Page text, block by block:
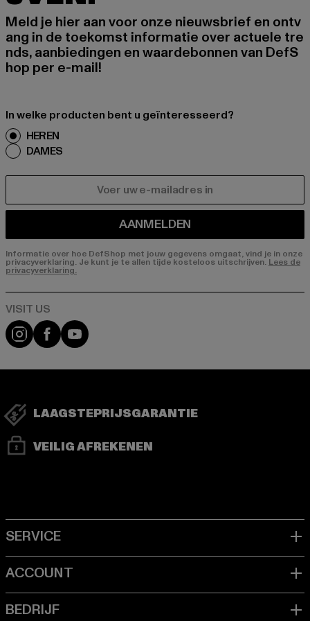
Meld je hier aan voor onze nieuwsbrief en ontv
ang in de toekomst informatie over actuele tre
nds, aanbiedingen en waardebonnen van DefS
hop per e-mail!
In welke producten bent u geïnteresseerd?
HEREN
DAMES
AANMELDEN
Informatie over hoe DefShop met jouw gegevens omgaat, vind je in onze
privacyverklaring. Je kunt je te allen tijde kosteloos uitschrijven. Lees de
privacyverklaring.
Visit our Instagram page:
Visit our Facebook page:
Visit our YouTube channel:
LAAGSTEPRIJSGARANTIE
VEILIG AFREKENEN